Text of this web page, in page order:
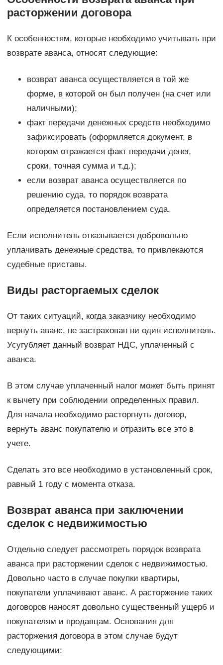
расторжении договора
К особенностям, которые необходимо учитывать при
возврате аванса, относят следующие:
возврат аванса осуществляется в той же
форме, в которой он был получен (на счет или
наличными);
факт передачи денежных средств необходимо
зафиксировать (оформляется документ, в
котором отражается факт передачи денег,
сроки, точная сумма и т.д.);
если возврат аванса осуществляется по
решению суда, то порядок возврата
определяется постановлением суда.
Если исполнитель отказывается добровольно
уплачивать денежные средства, то привлекаются
судебные приставы.
Виды расторгаемых сделок
От таких ситуаций, когда заказчику необходимо
вернуть аванс, не застрахован ни один исполнитель.
Усугубляет данный возврат НДС, уплаченный с
аванса.
В этом случае уплаченный налог может быть принят
к вычету при соблюдении определенных правил.
Для начала необходимо расторгнуть договор,
вернуть аванс покупателю и отразить все это в
учете.
Сделать это все необходимо в установленный срок,
равный 1 году с момента отказа.
Возврат аванса при заключении
сделок с недвижимостью
Отдельно следует рассмотреть порядок возврата
аванса при расторжении сделок с недвижимостью.
Довольно часто в случае покупки квартиры,
покупатели уплачивают аванс. А расторжение таких
договоров наносят довольно существенный ущерб и
покупателям и продавцам. Основания для
расторжения договора в этом случае будут
следующими: